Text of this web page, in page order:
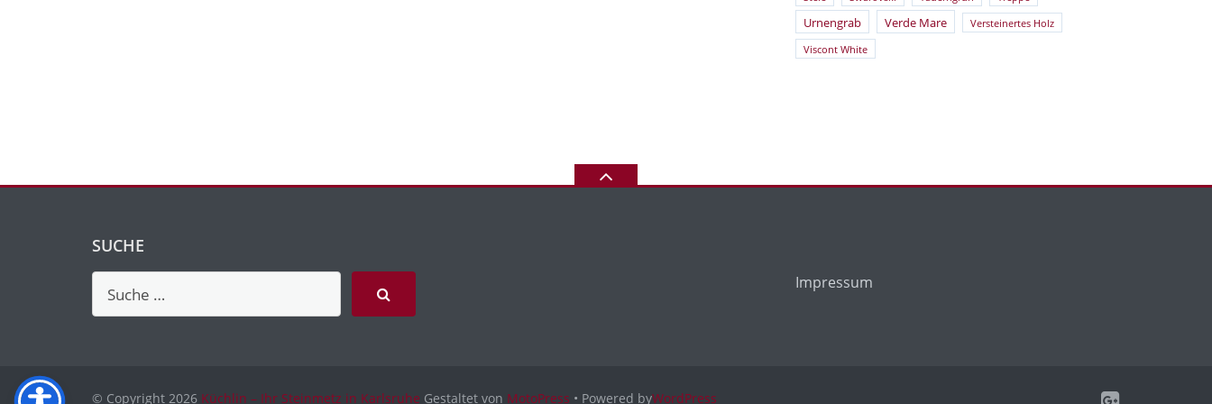
Urnengrab Verde Mare Versteinertes Holz
Viscont White
SUCHE
Impressum
© Copyright 2026 Küchlin – Ihr Steinmetz in Karlsruhe Gestaltet von MotoPress • Powered byWordPress